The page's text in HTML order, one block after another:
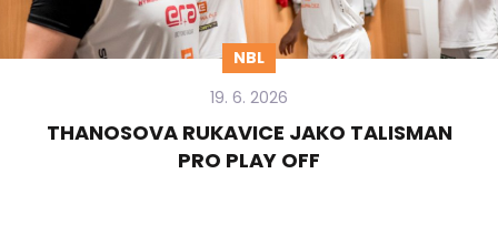
NBL
19. 6. 2026
THANOSOVA RUKAVICE JAKO TALISMAN
PRO PLAY OFF